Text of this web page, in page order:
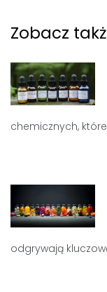
Zobacz
chemicznych,
odgrywają